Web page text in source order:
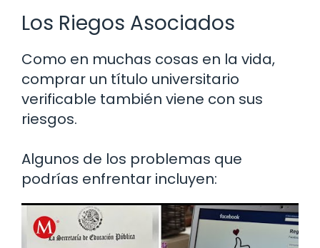
Los Riegos Asociados
Como en muchas cosas en la vida,
comprar un título universitario
verificable también viene con sus
riesgos.
Algunos de los problemas que
podrías enfrentar incluyen: